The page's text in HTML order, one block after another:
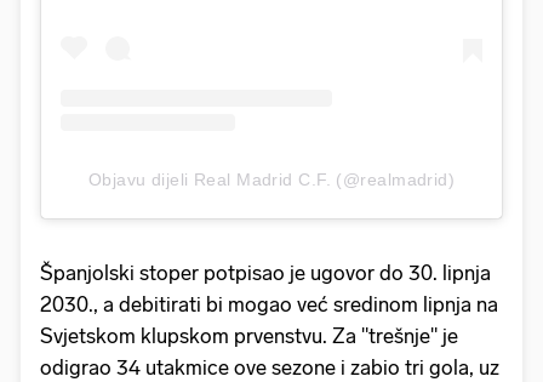
Objavu dijeli Real Madrid C.F. (@realmadrid)
Španjolski stoper potpisao je ugovor do 30. lipnja
2030., a debitirati bi mogao već sredinom lipnja na
Svjetskom klupskom prvenstvu. Za "trešnje" je
odigrao 34 utakmice ove sezone i zabio tri gola, uz